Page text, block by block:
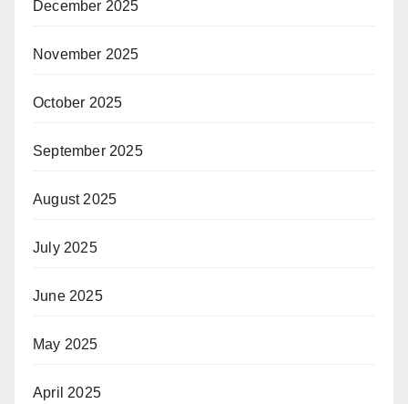
December 2025
November 2025
October 2025
September 2025
August 2025
July 2025
June 2025
May 2025
April 2025